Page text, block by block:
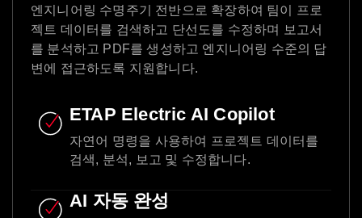
엔지니어링 수명주기 전반으로 확장하여 팀이 프로
젝트 데이터를 검색하고 단선도를 수정하며 보고서
를 분석하고 PDF를 생성하고 엔지니어링 수준의 답
변에 접근하도록 지원합니다.
ETAP Electric AI Copilot
자연어 명령을 사용하여 프로젝트 데이터를
검색, 분석, 보고 및 수정합니다.
AI 자동 완성